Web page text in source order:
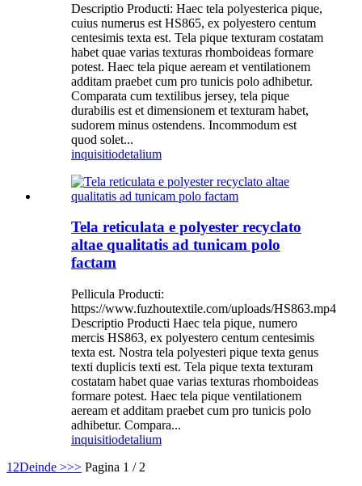
Descriptio Producti: Haec tela polyesterica pique,
cuius numerus est HS865, ex polyestero centum
centesimis texta est. Tela pique texturam costatam
habet quae varias texturas rhomboideas formare
potest. Haec tela pique aeream et ventilationem
additam praebet cum pro tunicis polo adhibetur.
Comparata cum textilibus jersey, tela pique
durabilis est et dimensionem et texturam habet,
sudorem minus ostendens. Incommodum est
quod solet...
inquisitiodetalium
Tela reticulata e polyester recyclato
altae qualitatis ad tunicam polo
factam
Pellicula Producti:
https://www.fuzhoutextile.com/uploads/HS863.mp4
Descriptio Producti Haec tela pique, numero
mercis HS863, ex polyestero centum centesimis
texta est. Nostra tela polyesteri pique texta genus
texti duplicis texti est. Tela pique texta texturam
costatam habet quae varias texturas rhomboideas
formare potest. Haec tela pique ventilationem
aeream et additam praebet cum pro tunicis polo
adhibetur. Compara...
inquisitiodetalium
1 2Deinde >>> Pagina 1 / 2